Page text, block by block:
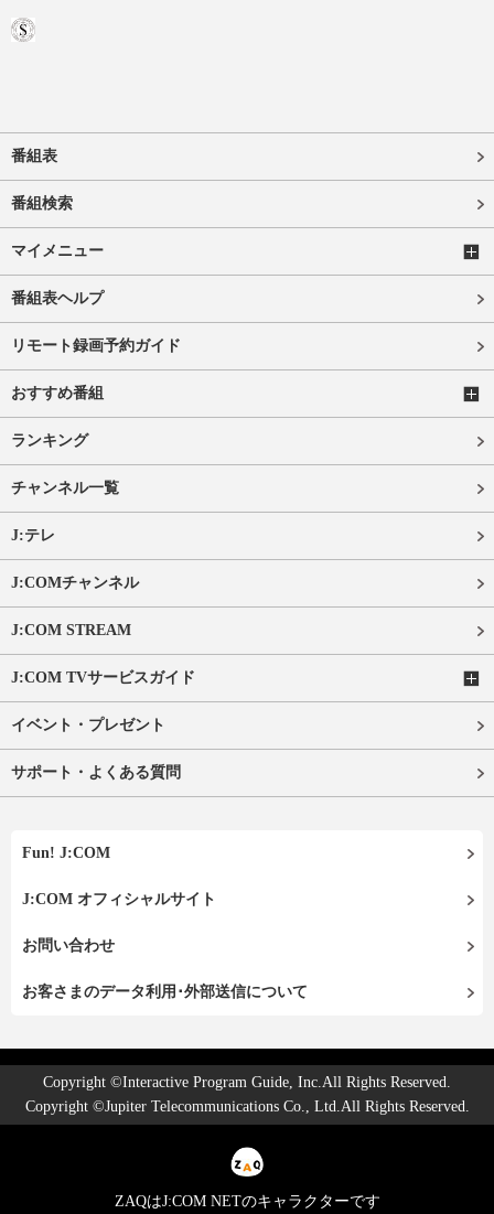
番組表
番組検索
マイメニュー
番組表ヘルプ
リモート録画予約ガイド
おすすめ番組
ランキング
チャンネル一覧
J:テレ
J:COMチャンネル
J:COM STREAM
J:COM TVサービスガイド
イベント・プレゼント
サポート・よくある質問
Fun! J:COM
J:COM オフィシャルサイト
お問い合わせ
お客さまのデータ利用･外部送信について
Copyright ©Interactive Program Guide, Inc.All Rights Reserved.
Copyright ©Jupiter Telecommunications Co., Ltd.All Rights Reserved.
ZAQはJ:COM NETのキャラクターです